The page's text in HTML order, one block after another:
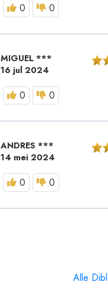
0 0
MIGUEL ***
16 jul 2024
0 0
ANDRES ***
14 mei 2024
0 0
Alle